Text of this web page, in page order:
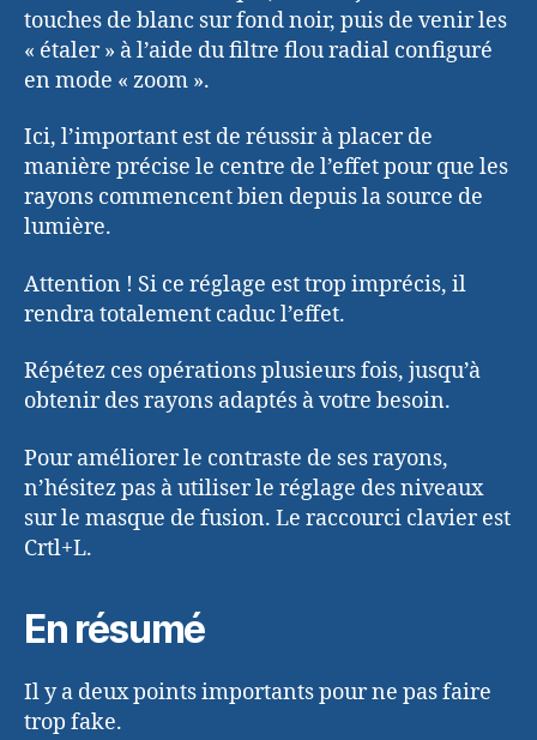
touches de blanc sur fond noir, puis de venir les
« étaler » à l’aide du filtre flou radial configuré
en mode « zoom ».
Ici, l’important est de réussir à placer de
manière précise le centre de l’effet pour que les
rayons commencent bien depuis la source de
lumière.
Attention ! Si ce réglage est trop imprécis, il
rendra totalement caduc l’effet.
Répétez ces opérations plusieurs fois, jusqu’à
obtenir des rayons adaptés à votre besoin.
Pour améliorer le contraste de ses rayons,
n’hésitez pas à utiliser le réglage des niveaux
sur le masque de fusion. Le raccourci clavier est
Crtl+L.
En résumé
Il y a deux points importants pour ne pas faire
trop fake.